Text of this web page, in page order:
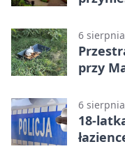
6
przy
6
18-